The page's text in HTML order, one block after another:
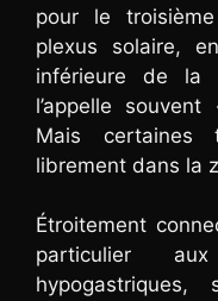
pour le
plexus solaire,
inférieure de la
l’appelle
Mais certaines
librement dans la
Étroitement
particulier